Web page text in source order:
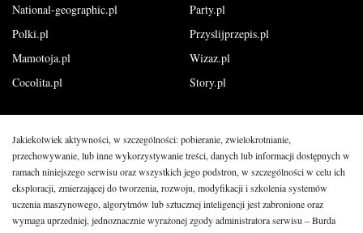
National-geographic.pl
Party.pl
Polki.pl
Przyslijprzepis.pl
Mamotoja.pl
Wizaz.pl
Cocolita.pl
Story.pl
Jakiekolwiek aktywności, w szczególności: pobieranie, zwielokrotnianie,
przechowywanie, lub inne wykorzystywanie treści, danych lub informacji dostępnych w
ramach niniejszego serwisu oraz wszystkich jego podstron, w szczególności w celu ich
eksploracji, zmierzającej do tworzenia, rozwoju, modyfikacji i szkolenia systemów
uczenia maszynowego, algorytmów lub sztucznej inteligencjijest zabronione oraz
wymaga uprzedniej, jednoznacznie wyrażonej zgody administratora serwisu – Burda